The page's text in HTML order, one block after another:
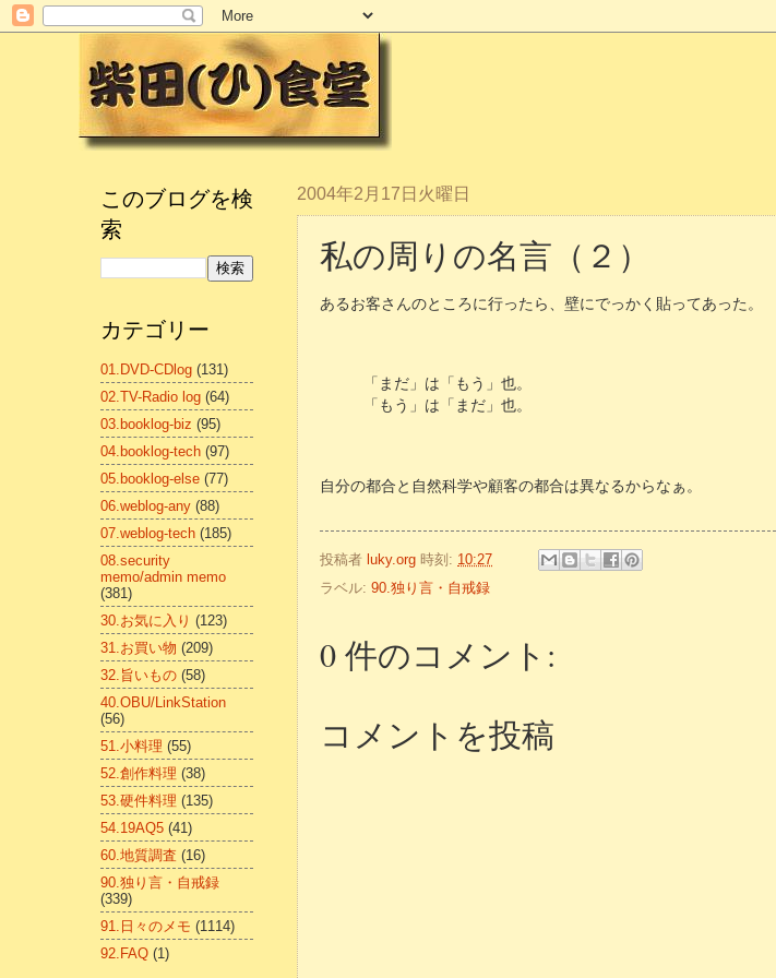
2004年2月17日火曜日
私の周りの名言（２）
あるお客さんのところに行ったら、壁にでっかく貼ってあった。
「まだ」は「もう」也。
「もう」は「まだ」也。
自分の都合と自然科学や顧客の都合は異なるからなぁ。
投稿者 luky.org 時刻: 10:27
ラベル: 90.独り言・自戒録
0 件のコメント:
コメントを投稿
このブログを検
索
カテゴリー
01.DVD-CDlog (131)
02.TV-Radio log (64)
03.booklog-biz (95)
04.booklog-tech (97)
05.booklog-else (77)
06.weblog-any (88)
07.weblog-tech (185)
08.security
memo/admin memo
(381)
30.お気に入り (123)
31.お買い物 (209)
32.旨いもの (58)
40.OBU/LinkStation
(56)
51.小料理 (55)
52.創作料理 (38)
53.硬件料理 (135)
54.19AQ5 (41)
60.地質調査 (16)
90.独り言・自戒録
(339)
91.日々のメモ (1114)
92.FAQ (1)